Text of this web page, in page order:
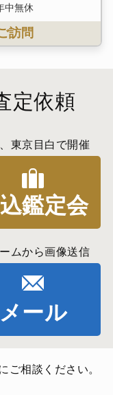
中無休
訪問
定依頼
東京目白で開催
鑑定会
ムから画像送信
メール
ご相談ください。